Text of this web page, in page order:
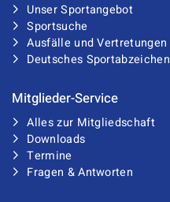
Unser Sportangebot
Sportsuche
Ausfälle und Vertretungen
Deutsches Sportabzeichen
Mitglieder-Service
Alles zur Mitgliedschaft
Downloads
Termine
Fragen & Antworten